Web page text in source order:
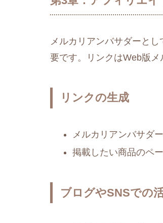
メルカリアンバサダーと
要です。リンクはWeb版
リンクの生成
メルカリアンバサダ
掲載したい商品のペ
ブログやSNSでの